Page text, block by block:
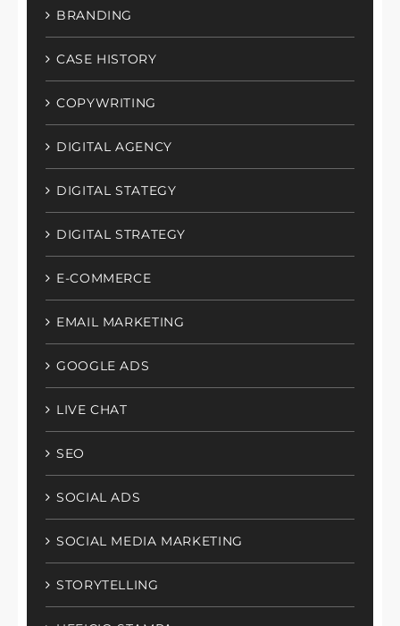
BRANDING
CASE HISTORY
COPYWRITING
DIGITAL AGENCY
DIGITAL STATEGY
DIGITAL STRATEGY
E-COMMERCE
EMAIL MARKETING
GOOGLE ADS
LIVE CHAT
SEO
SOCIAL ADS
SOCIAL MEDIA MARKETING
STORYTELLING